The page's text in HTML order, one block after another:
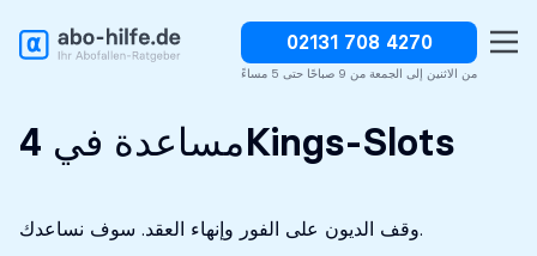
02131 708 4270
من الاثنين إلى الجمعة من 9 صباحًا حتى 5 مساءً
التحليل الأولي مجاني سرية تماما وقف الديون على الفور
مساعدة في 4Kings-Slots
وقف الديون على الفور وإنهاء العقد. سوف نساعدك.